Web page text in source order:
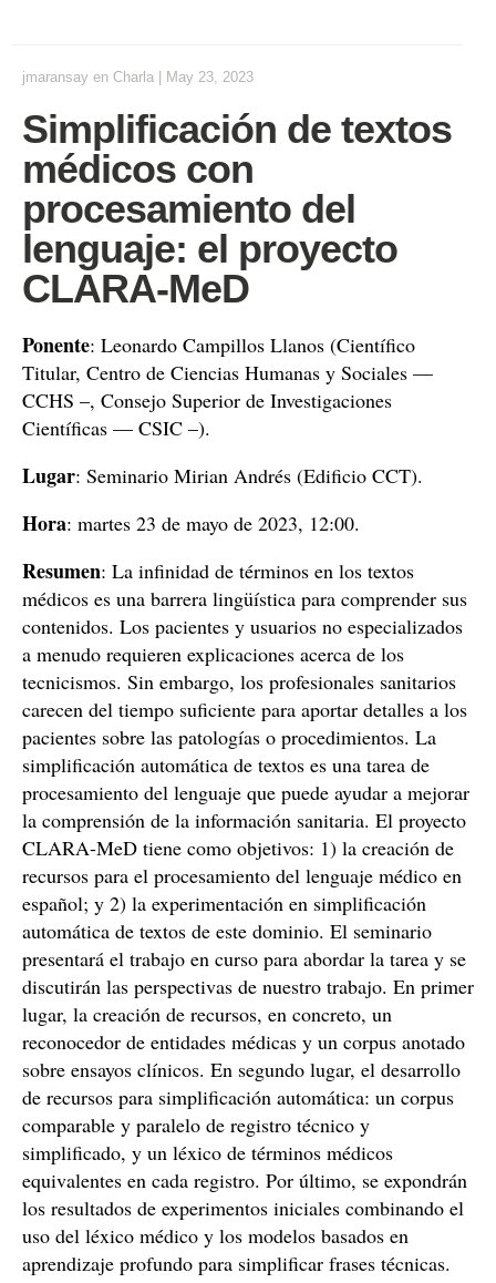
jmaransay en Charla May 23, 2023
Simplificación de textos
médicos con
procesamiento del
lenguaje: el proyecto
CLARA-MeD
Ponente: Leonardo Campillos Llanos (Científico
Titular, Centro de Ciencias Humanas y Sociales —
CCHS –, Consejo Superior de Investigaciones
Científicas — CSIC –).
Lugar: Seminario Mirian Andrés (Edificio CCT).
Hora: martes 23 de mayo de 2023, 12:00.
Resumen: La infinidad de términos en los textos
médicos es una barrera lingüística para comprender sus
contenidos. Los pacientes y usuarios no especializados
a menudo requieren explicaciones acerca de los
tecnicismos. Sin embargo, los profesionales sanitarios
carecen del tiempo suficiente para aportar detalles a los
pacientes sobre las patologías o procedimientos. La
simplificación automática de textos es una tarea de
procesamiento del lenguaje que puede ayudar a mejorar
la comprensión de la información sanitaria. El proyecto
CLARA-MeD tiene como objetivos: 1) la creación de
recursos para el procesamiento del lenguaje médico en
español; y 2) la experimentación en simplificación
automática de textos de este dominio. El seminario
presentará el trabajo en curso para abordar la tarea y se
discutirán las perspectivas de nuestro trabajo. En primer
lugar, la creación de recursos, en concreto, un
reconocedor de entidades médicas y un corpus anotado
sobre ensayos clínicos. En segundo lugar, el desarrollo
de recursos para simplificación automática: un corpus
comparable y paralelo de registro técnico y
simplificado, y un léxico de términos médicos
equivalentes en cada registro. Por último, se expondrán
los resultados de experimentos iniciales combinando el
uso del léxico médico y los modelos basados en
aprendizaje profundo para simplificar frases técnicas.